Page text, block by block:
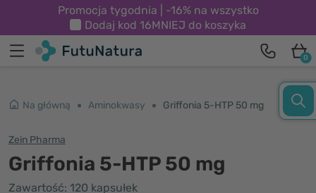
Promocja tygodnia | -16% na wszystko
Dodaj kod 16MNIEJ do koszyka
0
Na główną Aminokwasy Griffonia 5-HTP 50 mg
Zein Pharma
Griffonia 5-HTP 50 mg
Zawartość: 120 kapsułek